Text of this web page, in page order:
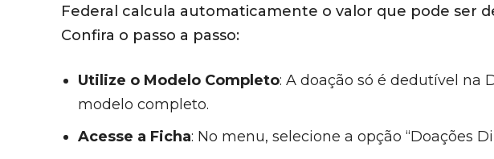
Federal calcula automaticamente o valor que pode ser
Confira o passo a passo:
Utilize o Modelo Completo: A doação só é dedutível na
modelo completo.
Acesse a Ficha: No menu, selecione a opção “Doações